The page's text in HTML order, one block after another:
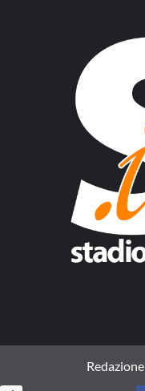
Redazione